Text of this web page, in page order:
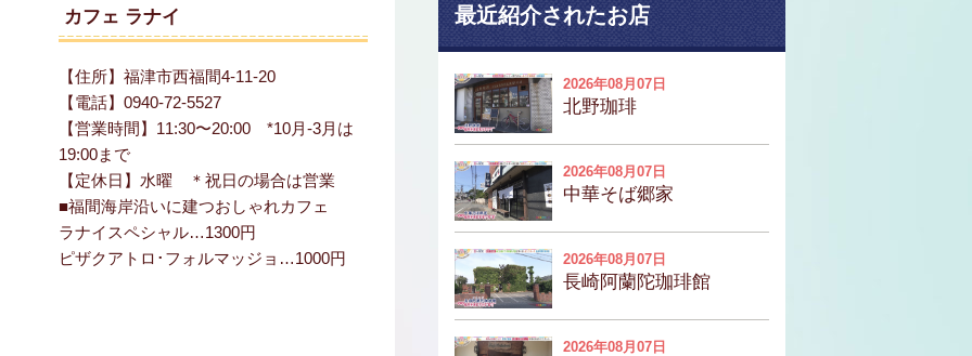
カフェ ラナイ
【住所】福津市西福間4-11-20
【電話】0940-72-5527
【営業時間】11:30〜20:00 *10月-3月は
19:00まで
【定休日】水曜 ＊祝日の場合は営業
■福間海岸沿いに建つおしゃれカフェ
ラナイスペシャル…1300円
ピザクアトロ･フォルマッジョ…1000円
最近紹介されたお店
2026年08月07日
北野珈琲
2026年08月07日
中華そば郷家
2026年08月07日
長崎阿蘭陀珈琲館
2026年08月07日